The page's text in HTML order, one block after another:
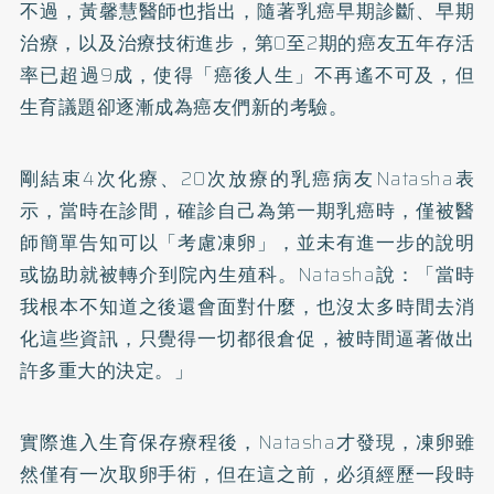
不過，黃馨慧醫師也指出，隨著乳癌早期診斷、早期
治療，以及治療技術進步，第0至2期的癌友五年存活
率已超過9成，使得「癌後人生」不再遙不可及，但
生育議題卻逐漸成為癌友們新的考驗。
剛結束4次化療、20次放療的乳癌病友Natasha表
示，當時在診間，確診自己為第一期乳癌時，僅被醫
師簡單告知可以「考慮凍卵」，並未有進一步的說明
或協助就被轉介到院內生殖科。Natasha說：「當時
我根本不知道之後還會面對什麼，也沒太多時間去消
化這些資訊，只覺得一切都很倉促，被時間逼著做出
許多重大的決定。」
實際進入生育保存療程後，Natasha才發現，凍卵雖
然僅有一次取卵手術，但在這之前，必須經歷一段時